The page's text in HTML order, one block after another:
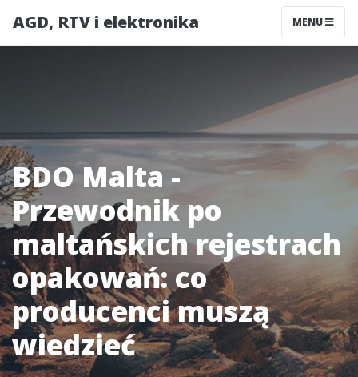
AGD, RTV i elektronika MENU
BDO Malta -
Przewodnik po
maltańskich rejestrach
opakowań: co
producenci muszą
wiedzieć